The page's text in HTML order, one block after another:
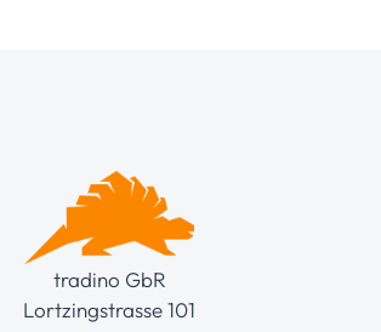
tradino GbR
Lortzingstrasse 101